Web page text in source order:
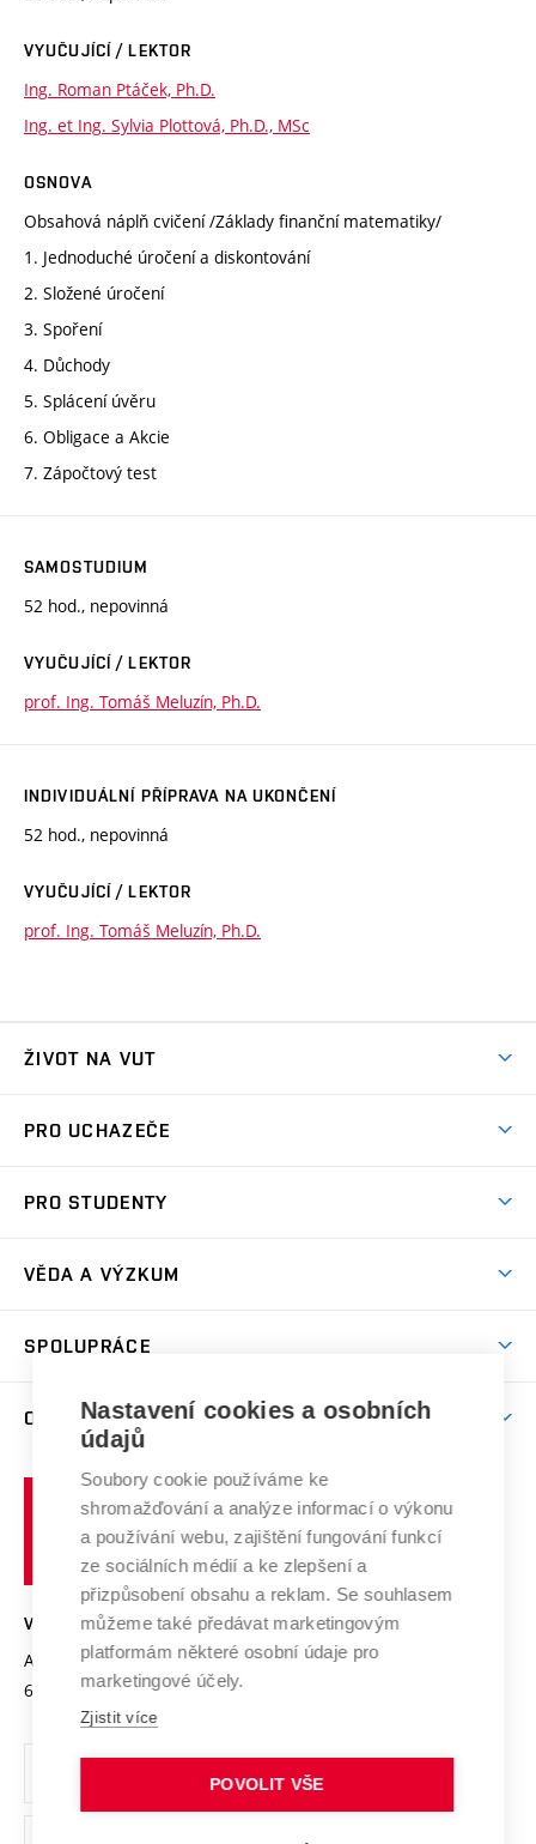
VYUČUJÍCÍ / LEKTOR
Ing. Roman Ptáček, Ph.D.
Ing. et Ing. Sylvia Plottová, Ph.D., MSc
OSNOVA
Obsahová náplň cvičení /Základy finanční matematiky/
1. Jednoduché úročení a diskontování
2. Složené úročení
3. Spoření
4. Důchody
5. Splácení úvěru
6. Obligace a Akcie
7. Zápočtový test
SAMOSTUDIUM
52 hod., nepovinná
VYUČUJÍCÍ / LEKTOR
prof. Ing. Tomáš Meluzín, Ph.D.
INDIVIDUÁLNÍ PŘÍPRAVA NA UKONČENÍ
52 hod., nepovinná
VYUČUJÍCÍ / LEKTOR
prof. Ing. Tomáš Meluzín, Ph.D.
ŽIVOT NA VUT
Koleje
Sport na VUT
Brno
PRO UCHAZEČE
Dny otevřených dveří
Celoživotní vzdělávání
E-přihláška
PRO STUDENTY
Harmonogram akademického roku
Závěrečné práce
Doktorské studium
Zpracování osobních údajů studentů
Sociální bezpečí
Studium bez bariér
Podpora podnikání
VĚDA A VÝZKUM
Mezinárodní vědecká rada
Systém zajišťování kvality výzkumu
Výzkumné infrastruktury
Transfer znalostí
Open Science
Projekty
Projekty ze strukturálních fondů
Specifický výzkum
SPOLUPRÁCE
Zahraniční spolupráce
Spolupráce se školami
Služby univerzity
Mezinárodní dohody
Univerzitní sítě
O UNIVERZITĚ
Profil univerzity
Udržitelná univerzita
Podnikavá univerzita / ContriBUTe
Bezpečná univerzita
Vyznamenání
Organizační struktura
Ochrana osobních údajů
učení
technické
VYSOKÉ UČENÍ TECHNICKÉ V BRNĚ
Antonínská 548/1
602 00 Brno
www.vut.cz
vut@vutbr.cz
Nastavení cookies a osobních
údajů
Soubory cookie používáme ke
shromažďování a analýze informací o výkonu
a používání webu, zajištění fungování funkcí
ze sociálních médií a ke zlepšení a
přizpůsobení obsahu a reklam. Se souhlasem
můžeme také předávat marketingovým
platformám některé osobní údaje pro
marketingové účely.
Zjistit více
POVOLIT VŠE